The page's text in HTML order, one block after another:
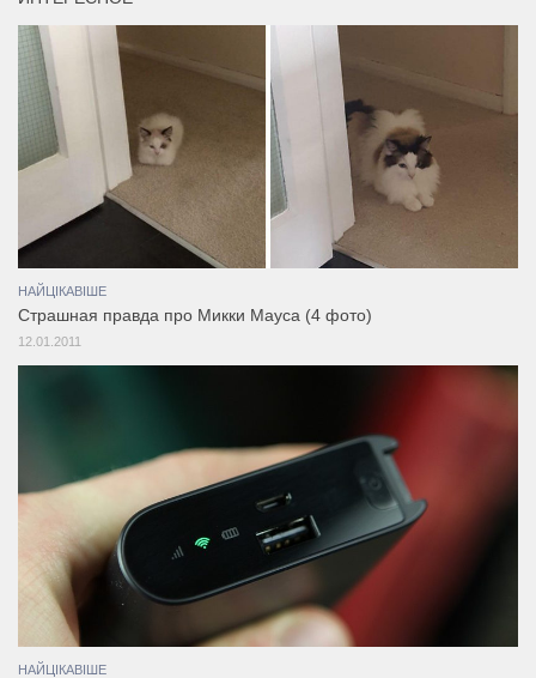
НАЙЦІКАВІШЕ
Страшная правда про Микки Мауса (4 фото)
12.01.2011
НАЙЦІКАВІШЕ